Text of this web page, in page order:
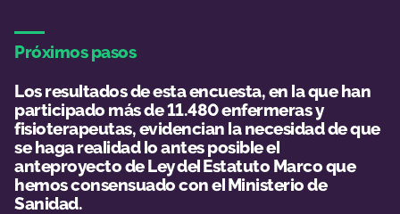
Próximos pasos
Los resultados de esta encuesta, en la que han
participado más de 11.480 enfermeras y
fisioterapeutas, evidencian la necesidad de que
se haga realidad lo antes posible el
anteproyecto de Ley del Estatuto Marco que
hemos consensuado con el Ministerio de
Sanidad.